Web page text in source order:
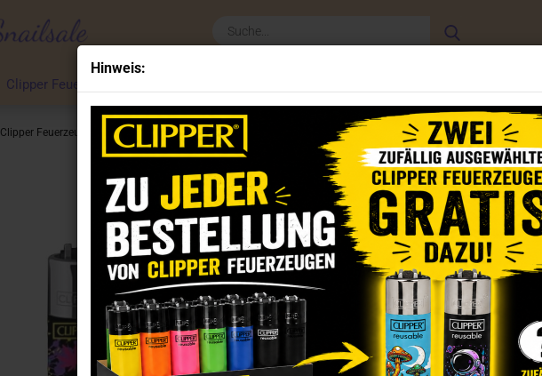
Hinweis:
Clipper Feuerzeuge
Clipper Feuerzeuge Clipper Feuerzeuge 2024 Clipper Feuerzeuge Set Neon Leaves
(Art.Nr.:
Set